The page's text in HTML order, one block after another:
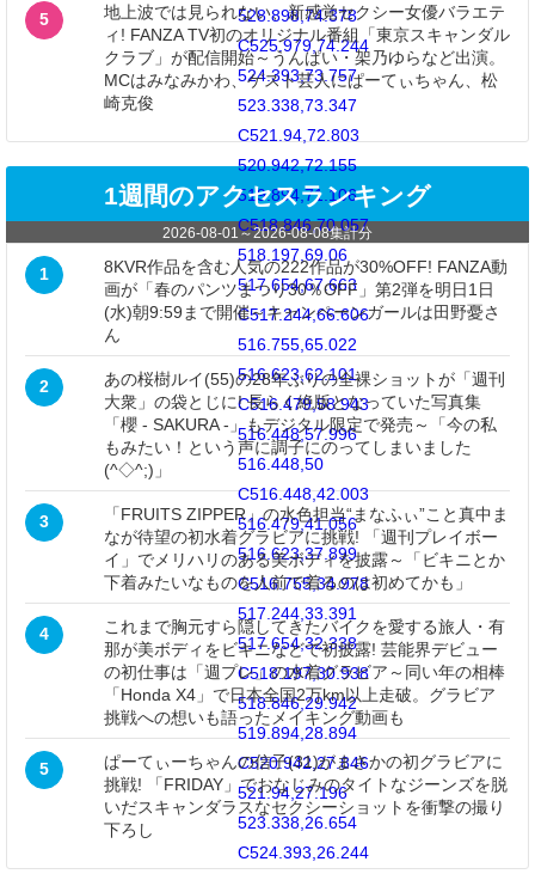
528.898,74.378
C525.979,74.244
524.393,73.757
523.338,73.347
C521.94,72.803
520.942,72.155
519.894,71.106
C518.846,70.057
518.197,69.06
517.654,67.663
C517.244,66.606
516.755,65.022
516.623,62.101
C516.479,58.943
516.448,57.996
516.448,50
C516.448,42.003
516.479,41.056
516.623,37.899
C516.755,34.978
517.244,33.391
517.654,32.338
C518.197,30.938
518.846,29.942
519.894,28.894
C520.942,27.846
521.94,27.196
523.338,26.654
C524.393,26.244
5
地上波では見られない、新感覚セクシー女優バラエテ
ィ! FANZA TV初のオリジナル番組「東京スキャンダル
クラブ」が配信開始～うんぱい・架乃ゆらなど出演。
MCはみなみかわ、ゲスト芸人にぱーてぃちゃん、松
崎克俊
1週間のアクセスランキング
2026-08-01 ～2026-08-08集計分
1
8KVR作品を含む人気の222作品が30%OFF! FANZA動
画が「春のパンツまつり30％OFF」第2弾を明日1日
(水)朝9:59まで開催～キャンペーンガールは田野憂さ
ん
2
あの桜樹ルイ(55)の28年ぶりの全裸ショットが「週刊
大衆」の袋とじに! 長らく絶版となっていた写真集
「櫻 - SAKURA -」もデジタル限定で発売～「今の私
もみたい！という声に調子にのってしまいました
(^◇^;)」
3
「FRUITS ZIPPER」の水色担当“まなふぃ”こと真中ま
なが待望の初水着グラビアに挑戦! 「週刊プレイボー
イ」でメリハリのある美ボディを披露～「ビキニとか
下着みたいなものを人前で着るのは初めてかも」
4
これまで胸元すら隠してきたバイクを愛する旅人・有
那が美ボディをビキニなどで初披露! 芸能界デビュー
の初仕事は「週プレ」の水着グラビア～同い年の相棒
「Honda X4」で日本全国2万km以上走破。グラビア
挑戦への想いも語ったメイキング動画も
5
ぱーてぃーちゃんの信子(31)がまさかの初グラビアに
挑戦! 「FRIDAY」でおなじみのタイトなジーンズを脱
いだスキャンダラスなセクシーショットを衝撃の撮り
下ろし